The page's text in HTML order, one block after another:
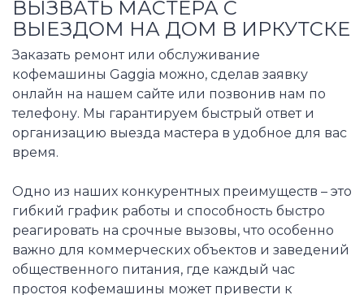
ВЫЗВАТЬ МАСТЕРА С
ВЫЕЗДОМ НА ДОМ В ИРКУТСКЕ
Заказать ремонт или обслуживание
кофемашины Gaggia можно, сделав заявку
онлайн на нашем сайте или позвонив нам по
телефону. Мы гарантируем быстрый ответ и
организацию выезда мастера в удобное для вас
время.
Одно из наших конкурентных преимуществ – это
гибкий график работы и способность быстро
реагировать на срочные вызовы, что особенно
важно для коммерческих объектов и заведений
общественного питания, где каждый час
простоя кофемашины может привести к